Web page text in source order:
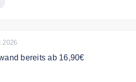
bereits ab 16,90€